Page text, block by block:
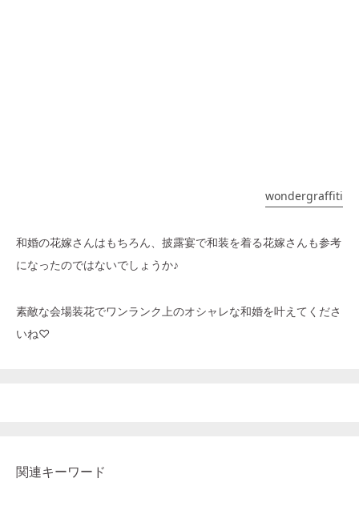
wondergraffiti
和婚の花嫁さんはもちろん、披露宴で和装を着る花嫁さんも参考
になったのではないでしょうか♪
素敵な会場装花でワンランク上のオシャレな和婚を叶えてくださ
いね♡
関連キーワード